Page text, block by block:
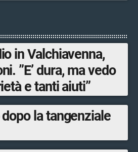
dal vivo
in Valchiavenna,
”E’ dura, ma vedo
e tanti aiuti”
la tangenziale